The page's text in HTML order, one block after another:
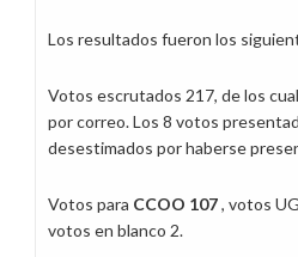
Los resultados fueron los
Votos escrutados 217, de los
por correo. Los 8 votos
desestimados por haberse
Votos para CCOO 107, votos
votos en blanco 2.